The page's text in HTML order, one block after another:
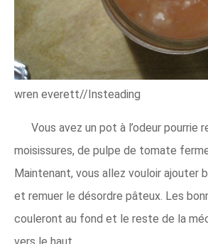
wren everett//Insteading
Vous avez un pot à l’odeur pourrie
moisissures, de pulpe de tomate
Maintenant, vous allez vouloir ajouter
et remuer le désordre pâteux. Les
couleront au fond et le reste de la